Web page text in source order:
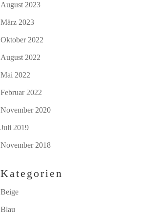
August 2023
März 2023
Oktober 2022
August 2022
Mai 2022
Februar 2022
November 2020
Juli 2019
November 2018
Kategorien
Beige
Blau